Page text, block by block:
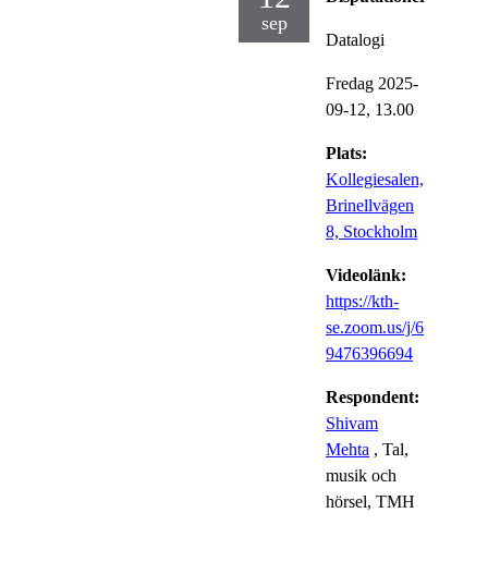
sep
Datalogi
Fredag 2025-
09-12, 13.00
Plats:
Kollegiesalen,
Brinellvägen
8, Stockholm
Videolänk:
https://kth-
se.zoom.us/j/6
9476396694
Respondent:
Shivam
Mehta , Tal,
musik och
hörsel, TMH